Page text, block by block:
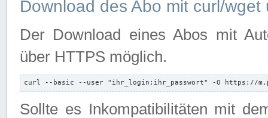
Download des Abo mit curl/
Der Download eines Abos mit
über HTTPS möglich.
curl --basic --user "ihr_login:ihr_passwort" -O https://
Sollte es Inkompatibilitäten mit